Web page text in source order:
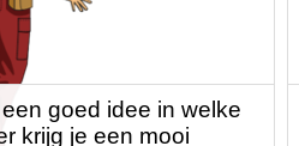
goed idee in welke
krijg je een mooi